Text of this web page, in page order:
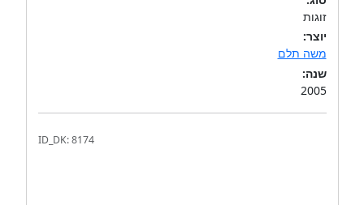
זוגות
יוצר:
משה תלם
שנה:
2005
ID_DK: 8174